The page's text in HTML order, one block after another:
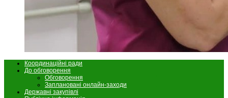
Координаційні ради
До обговорення
Обговорення
Заплановані онлайн-заходи
Державні закупівлі